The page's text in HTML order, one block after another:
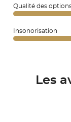
Qualité des
Insonorisation
Les